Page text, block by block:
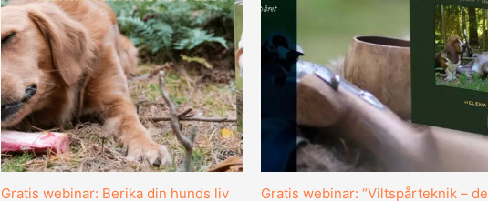
Gratis webinar: Berika din hunds liv Gratis webinar: “Viltspårteknik – de